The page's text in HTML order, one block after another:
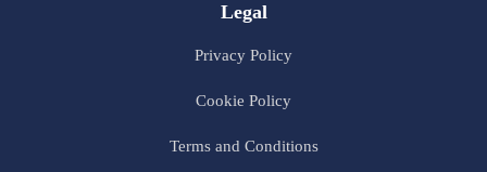
Legal
Privacy Policy
Cookie Policy
Terms and Conditions